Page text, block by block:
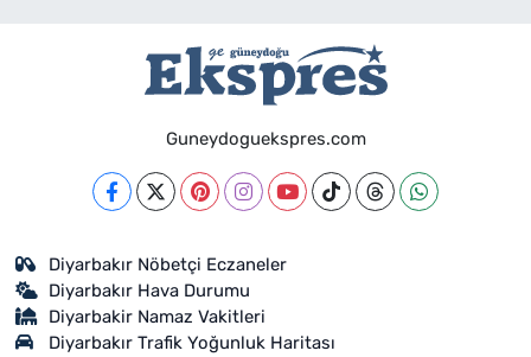
Guneydoguekspres.com
Diyarbakır Nöbetçi Eczaneler
Diyarbakır Hava Durumu
Diyarbakir Namaz Vakitleri
Diyarbakır Trafik Yoğunluk Haritası